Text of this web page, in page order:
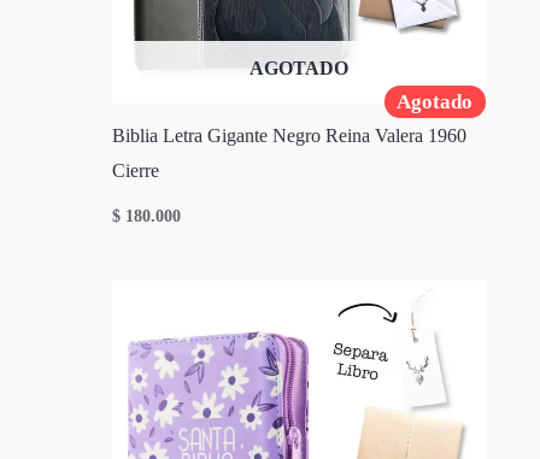
Agotado
AGOTADO
Biblia Letra Gigante Negro Reina Valera 1960
Cierre
$ 180.000